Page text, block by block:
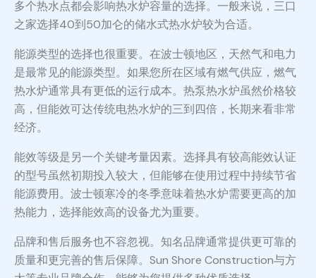
多个热水点都会影响热水炉容量的选择。一般来说，三口
之家选择40到50加仑的储水式热水炉较为合适。
能源类型的选择也很重要。在波士顿地区，天然气和电力
是最常见的能源类型。如果您所在区域有燃气供应，燃气
热水炉通常具有更低的运行成本。热泵热水炉虽然价格较
高，但能效可达传统电热水炉的三到四倍，长期来看非常
经济。
能效等级是另一个关键考量因素。选择具有较高能效认证
的型号虽然初期投入较大，但能够在使用过程中持续节省
能源费用。波士顿寒冷的冬季意味着热水炉需要更高的加
热能力，选择能效高的设备尤为重要。
品牌和售后服务也不容忽视。知名品牌通常提供更可靠的
质量和更完善的售后保障。Sun Shore Construction与方